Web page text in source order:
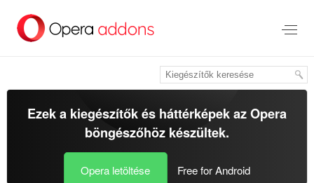
Ezek a kiegészítők és háttérképek azOpera
böngészőhözkészültek.
Opera letöltése Free for Android